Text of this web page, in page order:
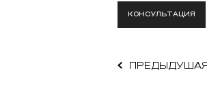
КОНСУЛЬТАЦИЯ
ПРЕДЫДУШАЯ